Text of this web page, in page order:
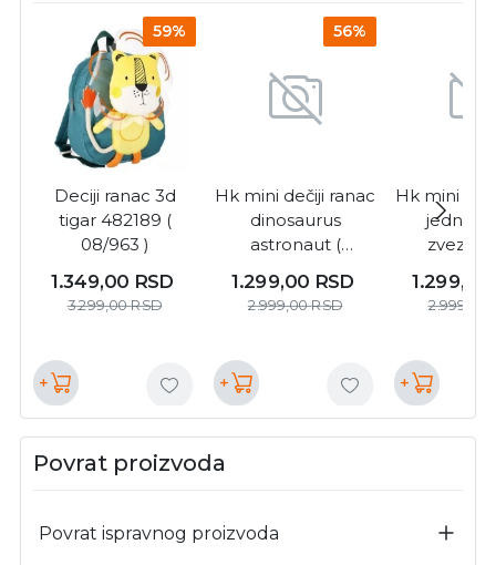
59%
Deciji ranac 3d
tigar 482189 (
08/963 )
1.349,00 RSD
3.299,00RSD
+
56%
Hk mini dečiji ranac
dinosaurus
astronaut (
1.299,00 RSD
2.999,00RSD
+
Hk mini
1.299,00
2.999,00
+
Povrat proizvoda
Povrat ispravnog proizvoda